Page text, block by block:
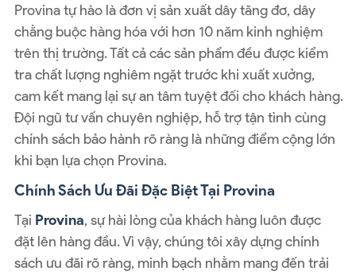
Provina tự hào là đơn vị sản xuất dây tăng đơ, dây
chằng buộc hàng hóa với hơn 10 năm kinh nghiệm
trên thị trường. Tất cả các sản phẩm đều được kiểm
tra chất lượng nghiêm ngặt trước khi xuất xưởng,
cam kết mang lại sự an tâm tuyệt đối cho khách hàng.
Đội ngũ tư vấn chuyên nghiệp, hỗ trợ tận tình cùng
chính sách bảo hành rõ ràng là những điểm cộng lớn
khi bạn lựa chọn Provina.
Chính Sách Ưu Đãi Đặc Biệt Tại Provina
Tại Provina, sự hài lòng của khách hàng luôn được
đặt lên hàng đầu. Vì vậy, chúng tôi xây dựng chính
sách ưu đãi rõ ràng, minh bạch nhằm mang đến trải